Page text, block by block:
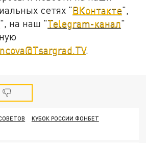
сетях "ВКонтакте",
", на наш "Telegram-канал"
.
КУБОК РОССИИ ФОНБЕТ